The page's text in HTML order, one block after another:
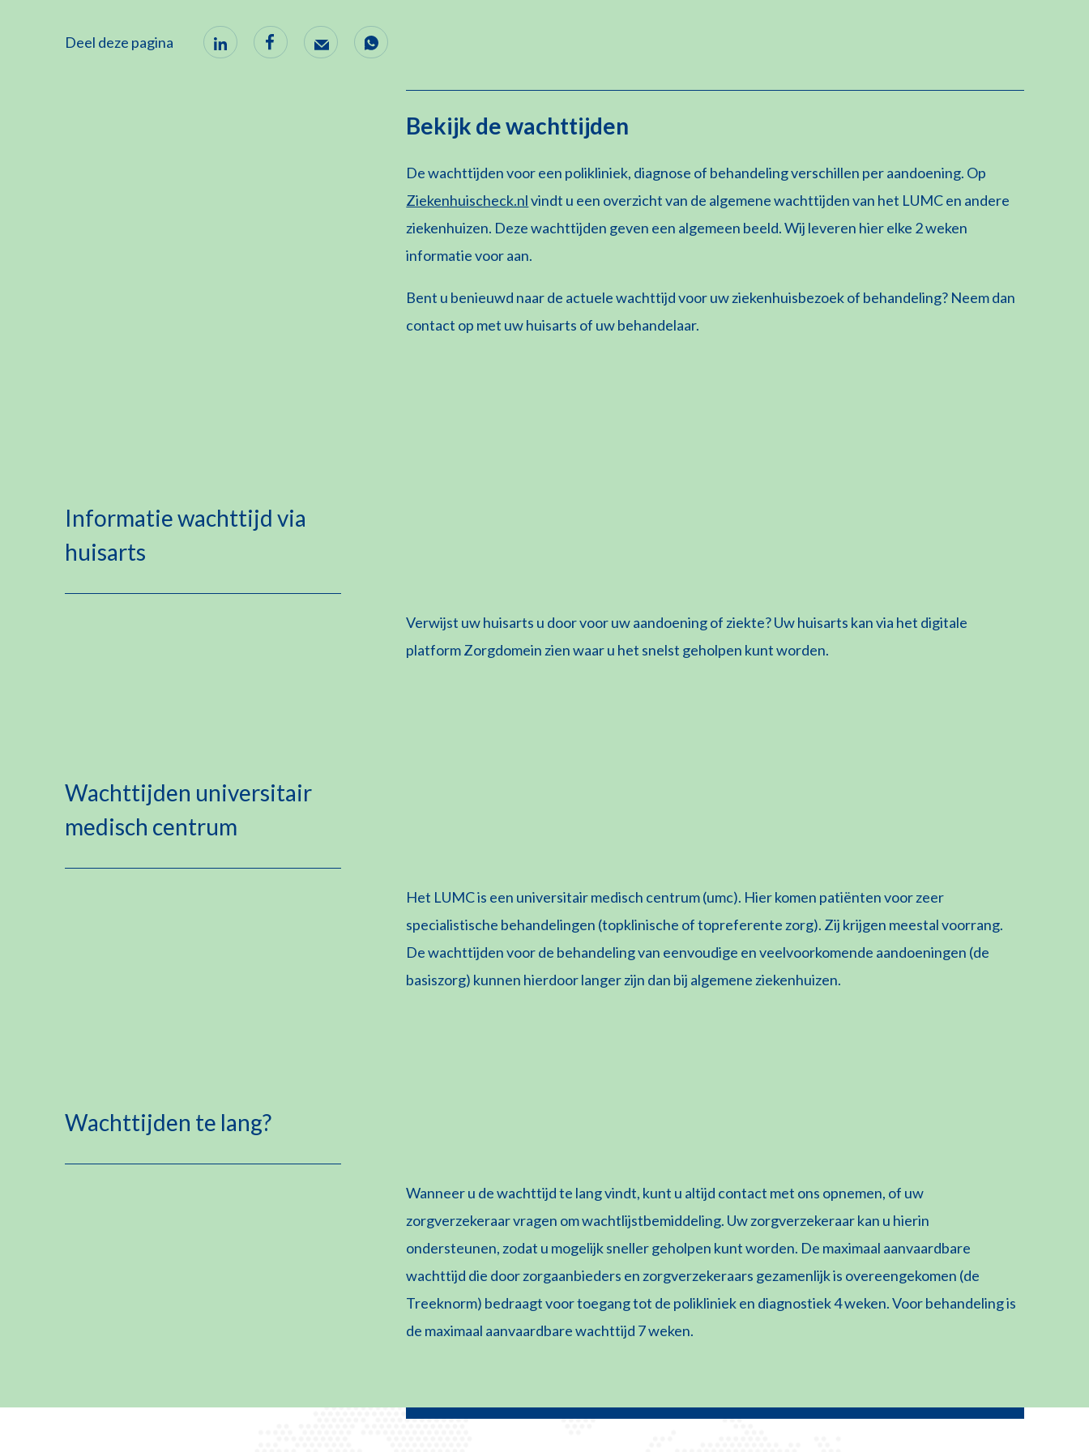
Deel deze pagina
Bekijk de wachttijden
De wachttijden voor een polikliniek, diagnose of behandeling verschillen per aandoening. Op
Ziekenhuischeck.nlvindt u een overzicht van de algemene wachttijden van het LUMC en andere
ziekenhuizen. Deze wachttijden geven een algemeen beeld. Wij leveren hier elke 2 weken
informatie voor aan.
Bent u benieuwd naar de actuele wachttijd voor uw ziekenhuisbezoek of behandeling? Neem dan
contact op met uw huisarts of uw behandelaar.
Informatie wachttijd via
huisarts
Verwijst uw huisarts u door voor uw aandoening of ziekte? Uw huisarts kan via het digitale
platform Zorgdomein zien waar u het snelst geholpen kunt worden.
Wachttijden universitair
medisch centrum
Het LUMC is een universitair medisch centrum (umc). Hier komen patiënten voor zeer
specialistische behandelingen (topklinische of topreferente zorg). Zij krijgen meestal voorrang.
De wachttijden voor de behandeling van eenvoudige en veelvoorkomende aandoeningen (de
basiszorg) kunnen hierdoor langer zijn dan bij algemene ziekenhuizen.
Wachttijden te lang?
Wanneer u de wachttijd te lang vindt, kunt u altijd contact met ons opnemen, of uw
zorgverzekeraar vragen om wachtlijstbemiddeling. Uw zorgverzekeraar kan u hierin
ondersteunen, zodat u mogelijk sneller geholpen kunt worden. De maximaal aanvaardbare
wachttijd die door zorgaanbieders en zorgverzekeraars gezamenlijk is overeengekomen (de
Treeknorm) bedraagt voor toegang tot de polikliniek en diagnostiek 4 weken. Voor behandeling is
de maximaal aanvaardbare wachttijd 7 weken.